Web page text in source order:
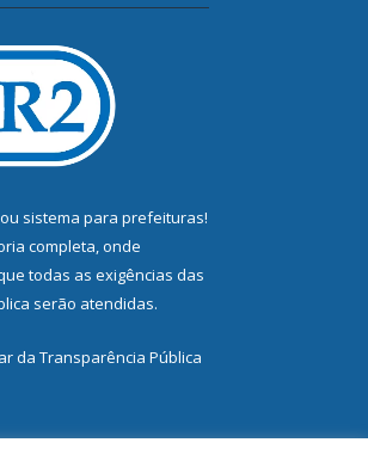
ou sistema para prefeituras!
completa, onde
todas as exigências das
serão atendidas.
da Transparência Pública